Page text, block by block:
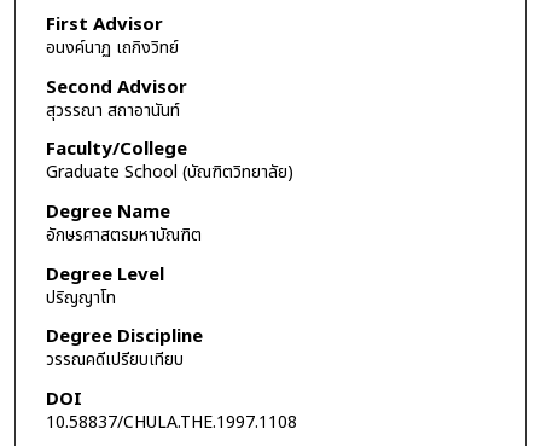
First Advisor
อนงค์นาฏ เถกิงวิทย์
Second Advisor
สุวรรณา สถาอานันท์
Faculty/College
Graduate School (บัณฑิตวิทยาลัย)
Degree Name
อักษรศาสตรมหาบัณฑิต
Degree Level
ปริญญาโท
Degree Discipline
วรรณคดีเปรียบเทียบ
DOI
10.58837/CHULA.THE.1997.1108